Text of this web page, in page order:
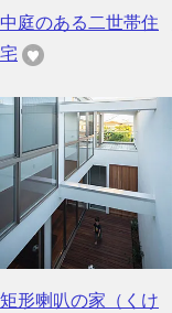
中庭のある二世帯住
宅
矩形喇叭の家（くけ